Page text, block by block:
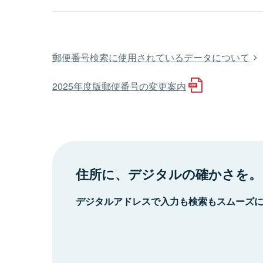
郵便番号検索に使用されているデータについて
2025年度版郵便番号の変更案内
住所に、デジタルの確かさを。
デジタルアドレスで入力も検索もスムーズ